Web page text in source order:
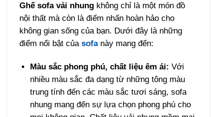
Ghế sofa vải nhung không chỉ là một món đồ
nội thất mà còn là điểm nhấn hoàn hảo cho
không gian sống của bạn. Dưới đây là những
điểm nổi bật củasofanày mang đến:
Màu sắc phong phú, chất liệu êm ái: Với
nhiều màu sắc đa dạng từ những tông màu
trung tính đến các màu sắc tươi sáng, sofa
nhung mang đến sự lựa chọn phong phú cho